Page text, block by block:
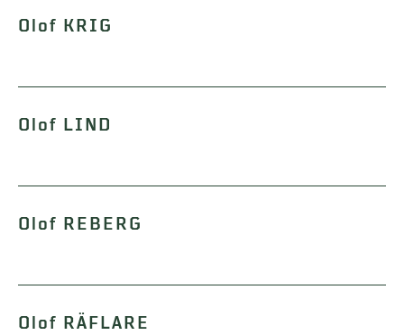
Olof KRIG
Olof LIND
Olof REBERG
Olof RÄFLARE